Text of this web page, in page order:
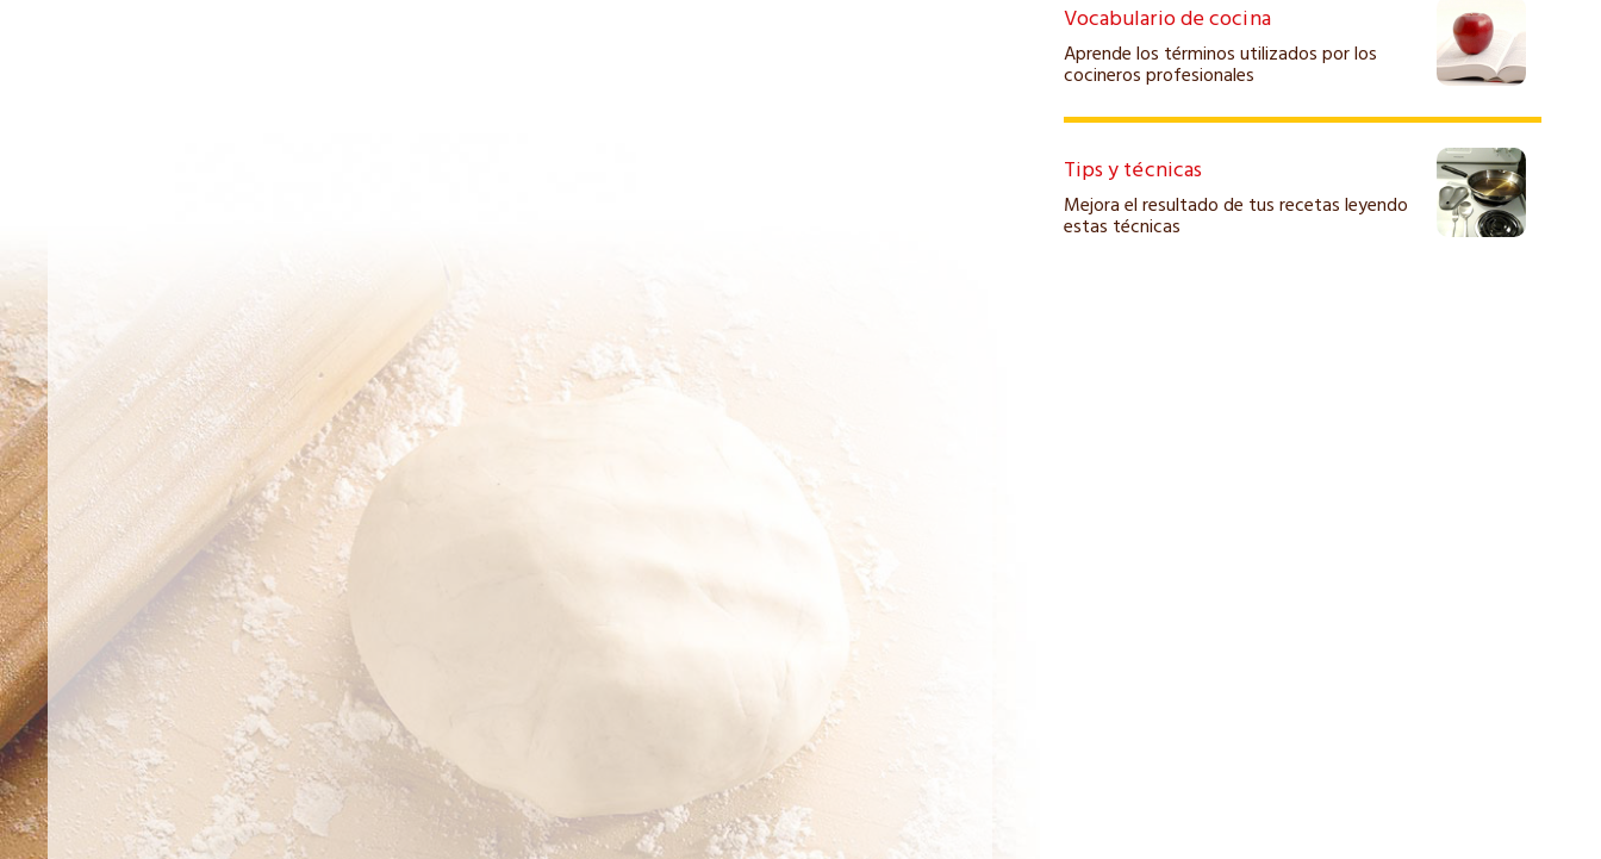
Vocabulario de cocina
Aprende los términos utilizados por los
cocineros profesionales
Tips y técnicas
Mejora el resultado de tus recetas leyendo
estas técnicas